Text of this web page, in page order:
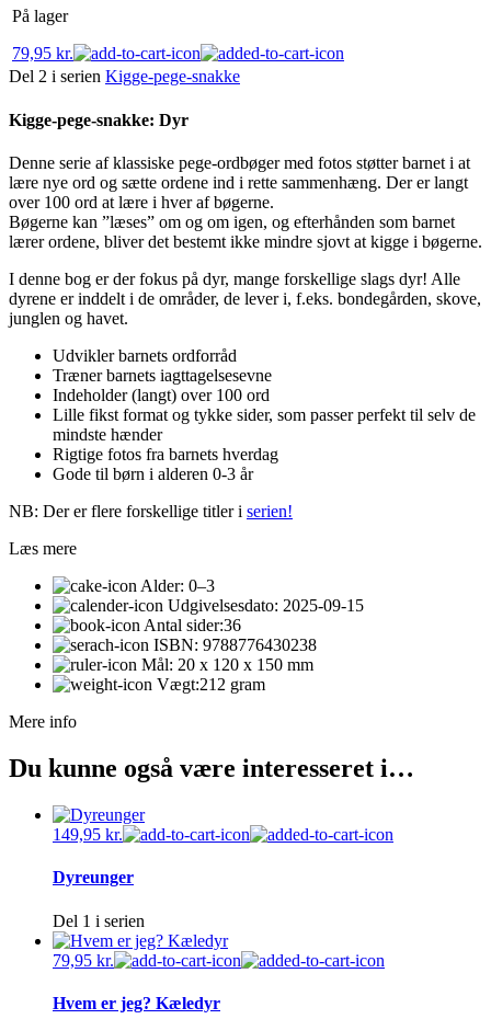
På lager
79,95 kr.
Del 2 i serien Kigge-pege-snakke
Kigge-pege-snakke: Dyr
Denne serie af klassiske pege-ordbøger med fotos støtter barnet i at
lære nye ord og sætte ordene ind i rette sammenhæng. Der er langt
over 100 ord at lære i hver af bøgerne.
Bøgerne kan ”læses” om og om igen, og efterhånden som barnet
lærer ordene, bliver det bestemt ikke mindre sjovt at kigge i bøgerne.
I denne bog er der fokus på dyr, mange forskellige slags dyr! Alle
dyrene er inddelt i de områder, de lever i, f.eks. bondegården, skove,
junglen og havet.
Udvikler barnets ordforråd
Træner barnets iagttagelsesevne
Indeholder (langt) over 100 ord
Lille fikst format og tykke sider, som passer perfekt til selv de
mindste hænder
Rigtige fotos fra barnets hverdag
Gode til børn i alderen 0-3 år
NB: Der er flere forskellige titler i serien!
Læs mere
Alder: 0–3
Udgivelsesdato: 2025-09-15
Antal sider:36
ISBN: 9788776430238
Mål: 20 x 120 x 150 mm
Vægt:212 gram
Mere info
Du kunne også være interesseret i…
149,95 kr.
Dyreunger
Del 1 i serien
79,95 kr.
Hvem er jeg? Kæledyr